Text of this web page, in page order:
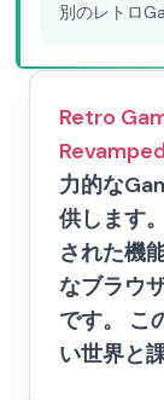
別のレトロ
Retro
力的な
供します
された機
なブラウ
です。 こ
い世界と